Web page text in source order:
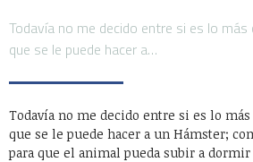
Todavía no me decido entre si es lo más
que se le puede hacer a…
Todavía no me decido entre si es lo
que se le puede hacer a un Hámster;
para que el animal pueda subir a